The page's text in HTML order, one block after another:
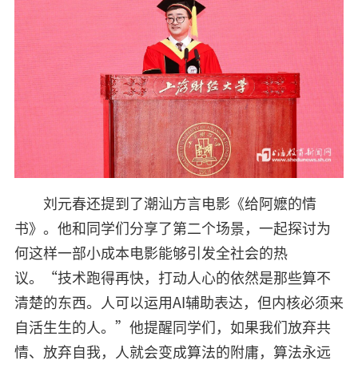
刘元春还提到了潮汕方言电影《给阿嬷的情
书》。他和同学们分享了第二个场景，一起探讨为
何这样一部小成本电影能够引发全社会的热
议。“技术跑得再快，打动人心的依然是那些算不
清楚的东西。人可以运用AI辅助表达，但内核必须来
自活生生的人。”他提醒同学们，如果我们放弃共
情、放弃自我，人就会变成算法的附庸，算法永远